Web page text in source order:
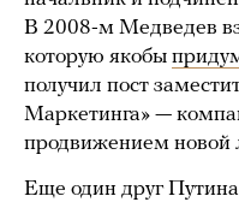
В 2008-м Медведев
которую якобы
получил пост
Маркетинга» —
продвижением новой
Еще один друг